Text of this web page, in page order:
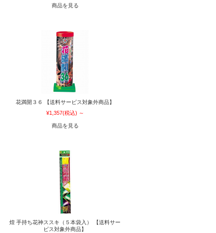
商品を見る
花満開３６ 【送料サービス対象外商品】
¥1,357(税込) ～
商品を見る
煌 手持ち花神ススキ（５本袋入） 【送料サー
ビス対象外商品】